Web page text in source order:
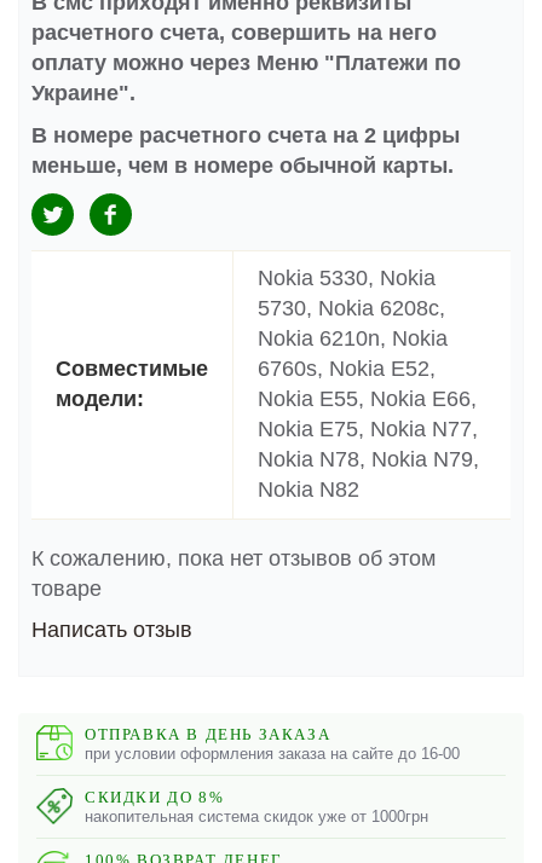
расчетного счета, совершить на него
оплату можно через Меню "Платежи по
Украине".
В номере расчетного счета на 2 цифры
меньше, чем в номере обычной карты.
Совместимые
модели:
Nokia 5330, Nokia
5730, Nokia 6208c,
Nokia 6210n, Nokia
6760s, Nokia E52,
Nokia E55, Nokia E66,
Nokia E75, Nokia N77,
Nokia N78, Nokia N79,
Nokia N82
К сожалению, пока нет отзывов об этом
товаре
Написать отзыв
ОТПРАВКА В ДЕНЬ ЗАКАЗА
при условии оформления заказа на сайте до 16-00
СКИДКИ ДО 8%
накопительная система скидок уже от 1000грн